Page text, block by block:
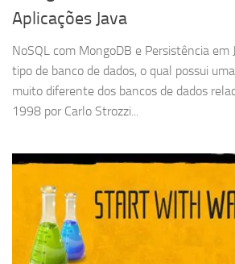
Aplicações Java
NoSQL com MongoDB e Persistência em
tipo de banco de dados, o qual possui
muito diferente dos bancos de dados
1998 por Carlo Strozzi...